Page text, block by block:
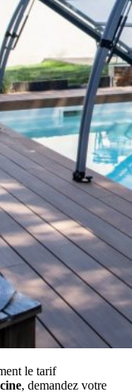
le tarif
, demandez votre